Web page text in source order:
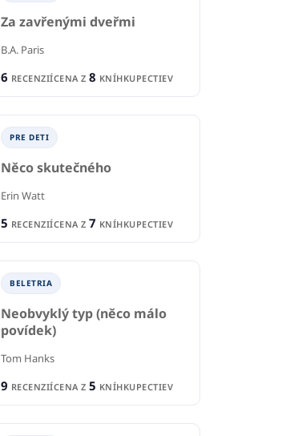
Tina Köpke
CENA Z9KNÍHKUPECTIEV
Za zavřenými dveřmi
B.A. Paris
6 RECENZIÍCENA Z 8 KNÍHKUPECTIEV
PRE DETI
Něco skutečného
Erin Watt
5 RECENZIÍCENA Z 7 KNÍHKUPECTIEV
BELETRIA
Neobvyklý typ (něco málo
povídek)
Tom Hanks
9 RECENZIÍCENA Z 5 KNÍHKUPECTIEV